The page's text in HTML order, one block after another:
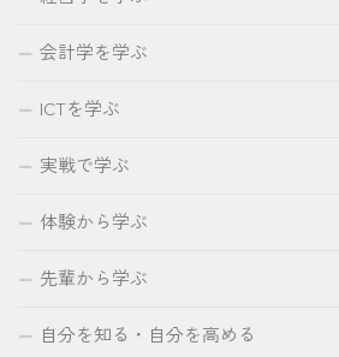
会計学を学ぶ
ICTを学ぶ
実戦で学ぶ
体験から学ぶ
先輩から学ぶ
自分を知る・自分を高める